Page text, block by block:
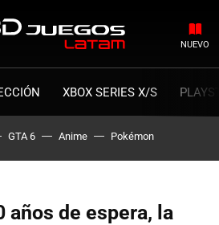
NUEVO
XBOX SERIES X/S
GTA 6 Anime Pokémon
años de espera, la